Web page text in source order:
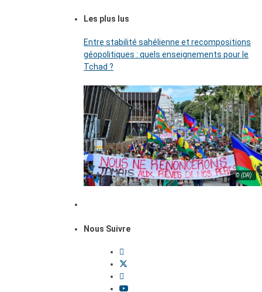
Les plus lus
Entre stabilité sahélienne et recompositions
géopolitiques : quels enseignements pour le
Tchad ?
© (DR)
Nous Suivre